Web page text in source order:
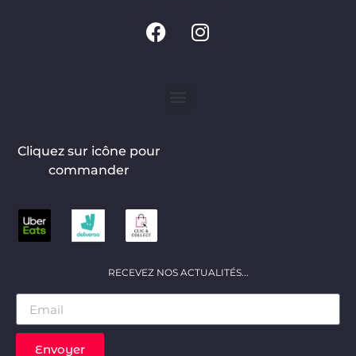
Cliquez sur icône pour
commander
RECEVEZ NOS ACTUALITÉS...
Envoyer